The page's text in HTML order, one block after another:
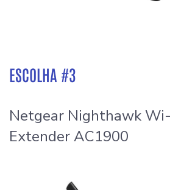
ESCOLHA #3
Netgear Nighthawk
Extender AC1900